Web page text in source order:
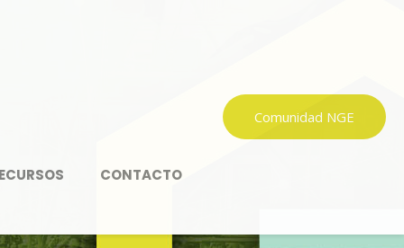
CONTACTO
Comunidad NGE